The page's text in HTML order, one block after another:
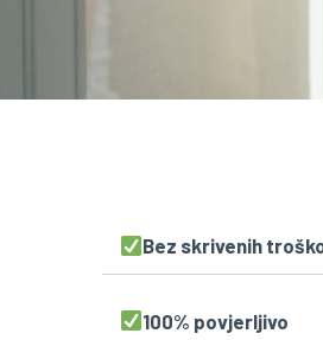
Bez skrivenih
100% povjerljivo